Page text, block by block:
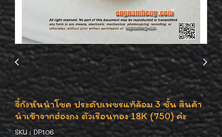
จี้กังหันนำโชค ประดับเพชรแท้ล้อม 3 ชั้น สินค้า
นำเข้าจากฮ๋องกง ตัวเรือนทอง 18K (750) ค่ะ
SKU : DP106